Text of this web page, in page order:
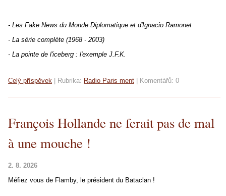
- Les Fake News du Monde Diplomatique et d'Ignacio Ramonet
- La série complète (1968 - 2003)
- La pointe de l'iceberg : l'exemple J.F.K.
Celý příspěvek Rubrika: Radio Paris ment Komentářů: 0
François Hollande ne ferait pas de mal
à une mouche !
2. 8. 2026
Méfiez vous de Flamby, le président du Bataclan !